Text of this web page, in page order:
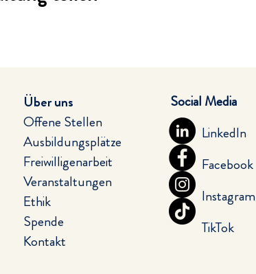
Über uns
Offene Stellen
Ausbildungsplätze
Freiwilligenarbeit
Veranstaltungen
Ethik
Spende
Kontakt
LinkedIn
Facebook
Instagram
TikTok
Social Media